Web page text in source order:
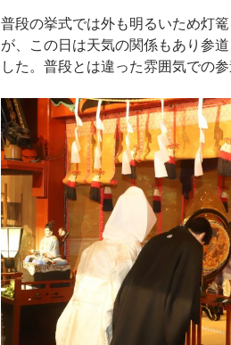
普段の挙式では外も明るいため灯
が、この日は天気の関係もあり参
した。普段とは違った雰囲気での参